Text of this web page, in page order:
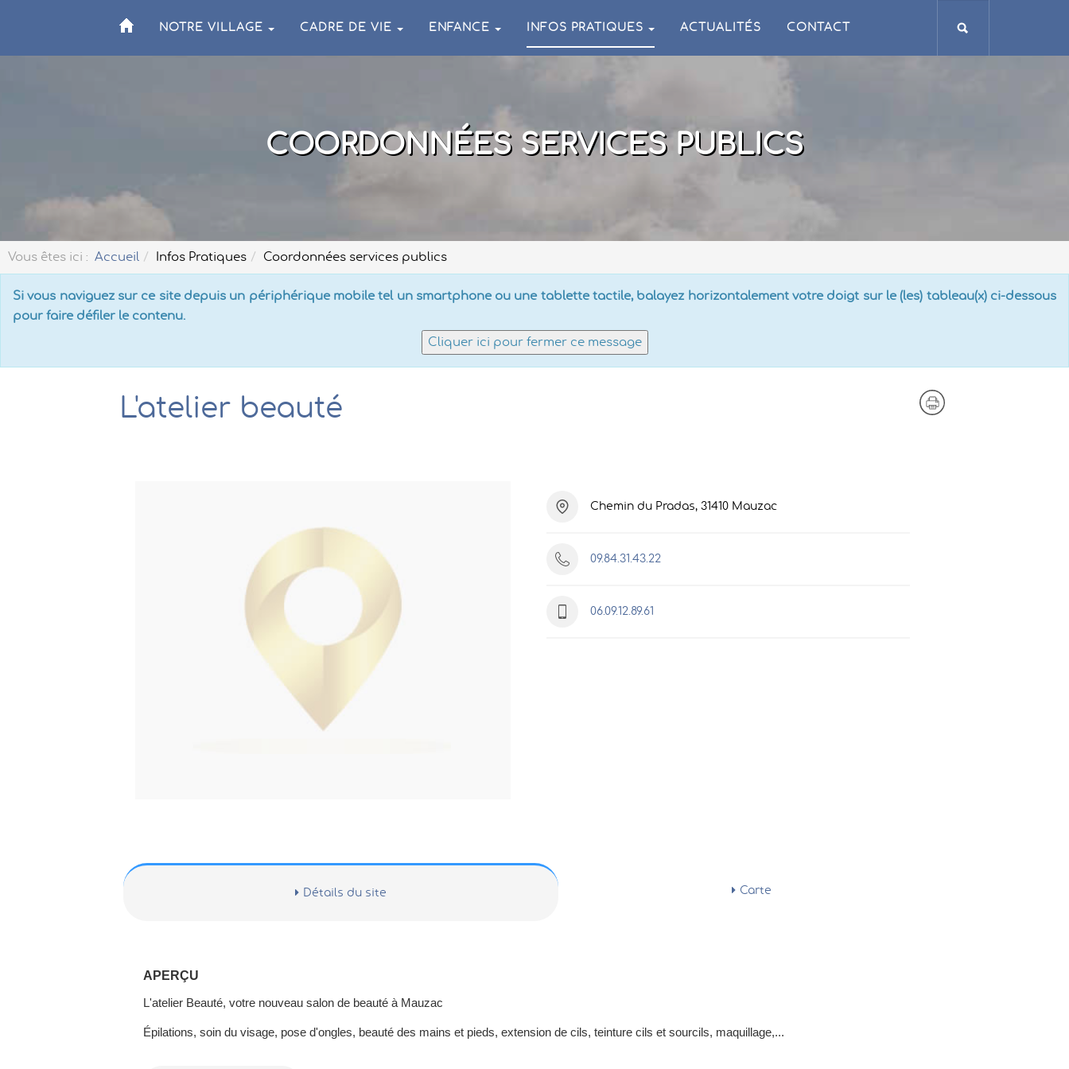
NOTRE VILLAGE CADRE DE VIE ENFANCE INFOS PRATIQUES ACTUALITÉS CONTACT
COORDONNÉES SERVICES PUBLICS
Vous êtes ici : Accueil Infos Pratiques Coordonnées services publics
Si vous naviguez sur ce site depuis un périphérique mobile tel un smartphone ou une tablette tactile, balayez horizontalement votre doigt sur le (les) tableau(x) ci-dessous
pour faire défiler le contenu.
Cliquer ici pour fermer ce message
L'atelier beauté
Chemin du Pradas, 31410 Mauzac
09.84.31.43.22
06.09.12.89.61
Détails du site Carte
APERÇU
L'atelier Beauté, votre nouveau salon de beauté à Mauzac
Épilations, soin du visage, pose d'ongles, beauté des mains et pieds, extension de cils, teinture cils et sourcils, maquillage,...